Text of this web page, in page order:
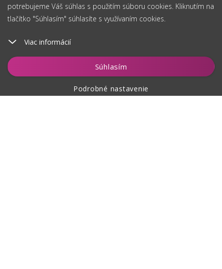
potrebujeme Váš súhlas s použitím súboru cookies. Kliknutím na
tlačítko "Súhlasím" súhlasíte s využívaním cookies.
Viac informácií
Súhlasím
Podrobné nastavenie
Vložiť do košíka